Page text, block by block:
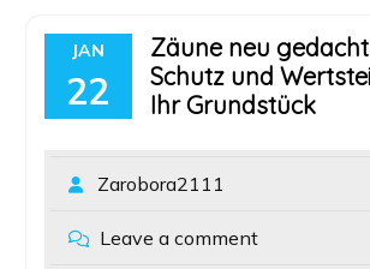
JAN
22
Zäune neu
Schutz und
Ihr Grundstück
Zarobora2111
Leave a comment